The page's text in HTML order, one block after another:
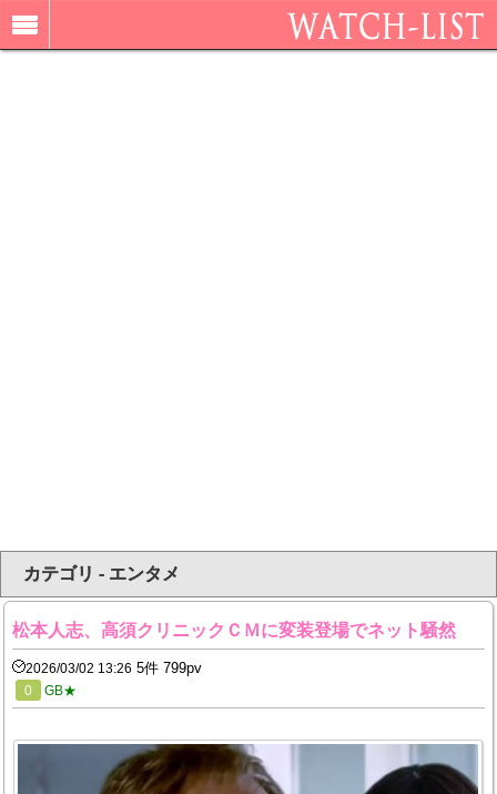
カテゴリ - エンタメ
松本人志、高須クリニックＣＭに変装登場でネット騒然
2026/03/02 13:26 5件 799pv
0 GB★